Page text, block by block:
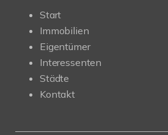
Start
Immobilien
Eigentümer
Interessenten
Städte
Kontakt